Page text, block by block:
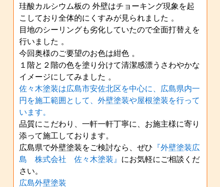
珪酸カルシウム板の 外壁はチョーキング現象を起
こしており全体的にくすみが見られました 。
目地のシーリングも劣化していたので全面打替えを
行いました 。
今回奥様のご要望のお色は紺色 。
１階と２階の色を塗り分けて清潔感漂うさわやかな
イメージにしてみました 。
佐々木塗装は広島市安佐北区を中心に、広島県内一
円を施工範囲として、外壁塗装や屋根塗装を行って
います。
品質にこだわり、一軒一軒丁寧に、お施主様に寄り
添って施工しております。
広島県で外壁塗装をご検討なら、ぜひ 『外壁塗装広
島 株式会社 佐々木塗装』 にお気軽にご相談くだ
さい。
広島外壁塗装